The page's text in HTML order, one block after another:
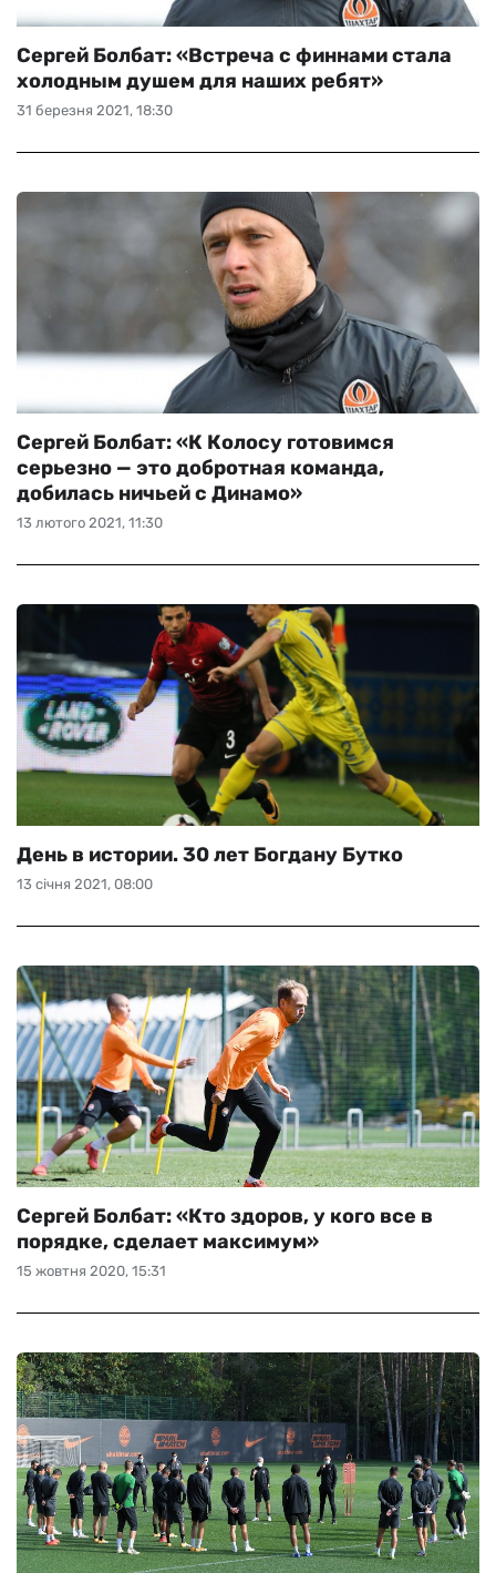
31 березня 2021, 18:30
Сергей Болбат: «Встреча с финнами стала
холодным душем для наших ребят»
13 лютого 2021, 11:30
Сергей Болбат: «К Колосу готовимся
серьезно — это добротная команда,
добилась ничьей с Динамо»
13 січня 2021, 08:00
День в истории. 30 лет Богдану Бутко
15 жовтня 2020, 15:31
Сергей Болбат: «Кто здоров, у кого все в
порядке, сделает максимум»